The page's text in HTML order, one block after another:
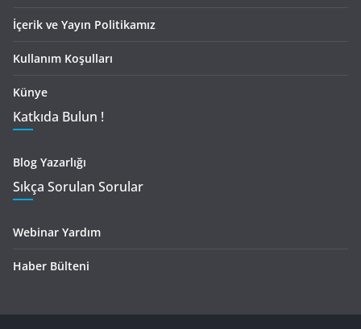
İçerik ve Yayın Politikamız
Kullanım Koşulları
Künye
Katkıda Bulun !
Blog Yazarlığı
Sıkça Sorulan Sorular
Webinar Yardım
Haber Bülteni